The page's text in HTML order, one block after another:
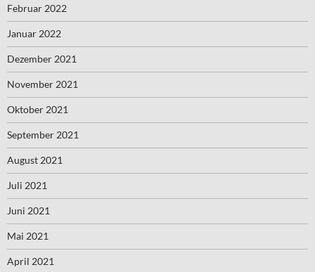
Februar 2022
Januar 2022
Dezember 2021
November 2021
Oktober 2021
September 2021
August 2021
Juli 2021
Juni 2021
Mai 2021
April 2021